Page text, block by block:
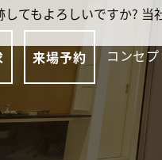
来場予約 コンセプ
てもよろしいですか?